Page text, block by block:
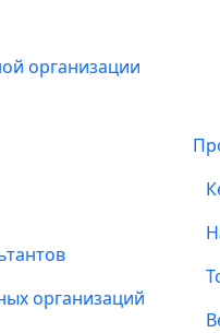
организации
организаций